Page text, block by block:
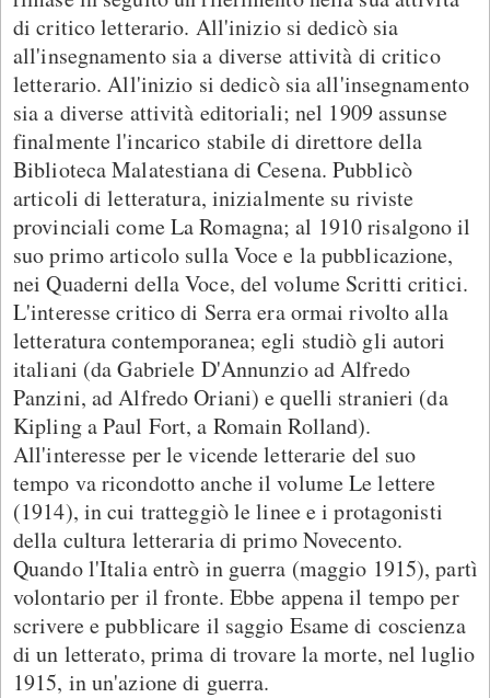
di critico letterario. All'inizio si dedicò sia
all'insegnamento sia a diverse attività di critico
letterario. All'inizio si dedicò sia all'insegnamento
sia a diverse attività editoriali; nel 1909 assunse
finalmente l'incarico stabile di direttore della
Biblioteca Malatestiana di Cesena. Pubblicò
articoli di letteratura, inizialmente su riviste
provinciali come La Romagna; al 1910 risalgono il
suo primo articolo sulla Voce e la pubblicazione,
nei Quaderni della Voce, del volume Scritti critici.
L'interesse critico di Serra era ormai rivolto alla
letteratura contemporanea; egli studiò gli autori
italiani (da Gabriele D'Annunzio ad Alfredo
Panzini, ad Alfredo Oriani) e quelli stranieri (da
Kipling a Paul Fort, a Romain Rolland).
All'interesse per le vicende letterarie del suo
tempo va ricondotto anche il volume Le lettere
(1914), in cui tratteggiò le linee e i protagonisti
della cultura letteraria di primo Novecento.
Quando l'Italia entrò in guerra (maggio 1915), partì
volontario per il fronte. Ebbe appena il tempo per
scrivere e pubblicare il saggio Esame di coscienza
di un letterato, prima di trovare la morte, nel luglio
1915, in un'azione di guerra.